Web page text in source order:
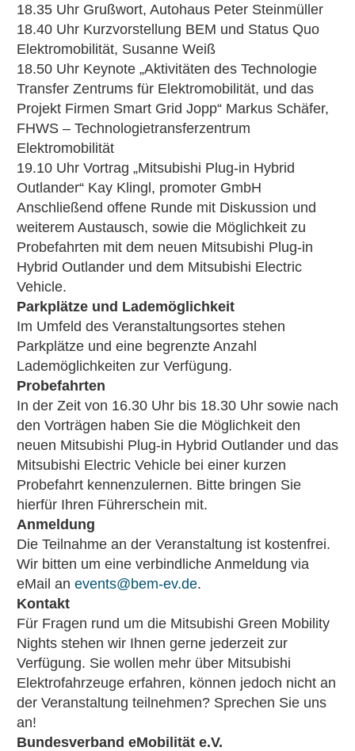
18.35 Uhr Grußwort, Autohaus Peter Steinmüller
18.40 Uhr Kurzvorstellung BEM und Status Quo
Elektromobilität, Susanne Weiß
18.50 Uhr Keynote „Aktivitäten des Technologie
Transfer Zentrums für Elektromobilität, und das
Projekt Firmen Smart Grid Jopp“ Markus Schäfer,
FHWS – Technologietransferzentrum
Elektromobilität
19.10 Uhr Vortrag „Mitsubishi Plug-in Hybrid
Outlander“ Kay Klingl, promoter GmbH
Anschließend offene Runde mit Diskussion und
weiterem Austausch, sowie die Möglichkeit zu
Probefahrten mit dem neuen Mitsubishi Plug-in
Hybrid Outlander und dem Mitsubishi Electric
Vehicle.
Parkplätze und Lademöglichkeit
Im Umfeld des Veranstaltungsortes stehen
Parkplätze und eine begrenzte Anzahl
Lademöglichkeiten zur Verfügung.
Probefahrten
In der Zeit von 16.30 Uhr bis 18.30 Uhr sowie nach
den Vorträgen haben Sie die Möglichkeit den
neuen Mitsubishi Plug-in Hybrid Outlander und das
Mitsubishi Electric Vehicle bei einer kurzen
Probefahrt kennenzulernen. Bitte bringen Sie
hierfür Ihren Führerschein mit.
Anmeldung
Die Teilnahme an der Veranstaltung ist kostenfrei.
Wir bitten um eine verbindliche Anmeldung via
eMail an events@bem-ev.de.
Kontakt
Für Fragen rund um die Mitsubishi Green Mobility
Nights stehen wir Ihnen gerne jederzeit zur
Verfügung. Sie wollen mehr über Mitsubishi
Elektrofahrzeuge erfahren, können jedoch nicht an
der Veranstaltung teilnehmen? Sprechen Sie uns
an!
Bundesverband eMobilität e.V.